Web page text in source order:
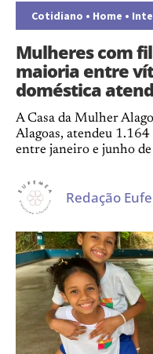
Cotidiano • Home •
Mulheres com
maioria entre
doméstica
A Casa da Mulher
Alagoas, atendeu
entre janeiro e junho
Redação